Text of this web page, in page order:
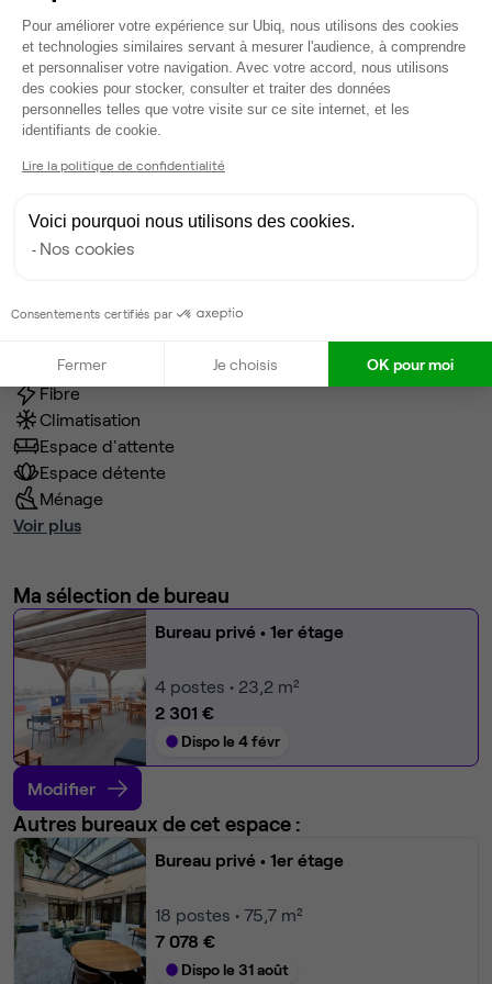
Dépôt de garantie 3 mois
Frais d'entrée HT
Services
8 salles de réunion partagées
Wifi
Câblage RJ45
Fibre
Climatisation
Espace d'attente
Espace détente
Ménage
Voir plus
Ma sélection de bureau
Bureau privé • 1er étage
4 postes • 23,2 m²
2 301 €
Dispo le 4 févr
Modifier
Autres bureaux de cet espace :
Bureau privé • 1er étage
18 postes • 75,7 m²
7 078 €
Dispo le 31 août
Plateforme de Gestion du
Pour améliorer votre expérience sur Ubiq, nous utilisons des cookies
et technologies similaires servant à mesurer l'audience, à comprendre
et personnaliser votre navigation. Avec votre accord, nous utilisons
des cookies pour stocker, consulter et traiter des données
personnelles telles que votre visite sur ce site internet, et les
identifiants de cookie.
Lire la politique de confidentialité
Voici pourquoi nous utilisons des cookies.
Nos cookies
Consentements certifiés par
Fermer Je choisis OK pour moi